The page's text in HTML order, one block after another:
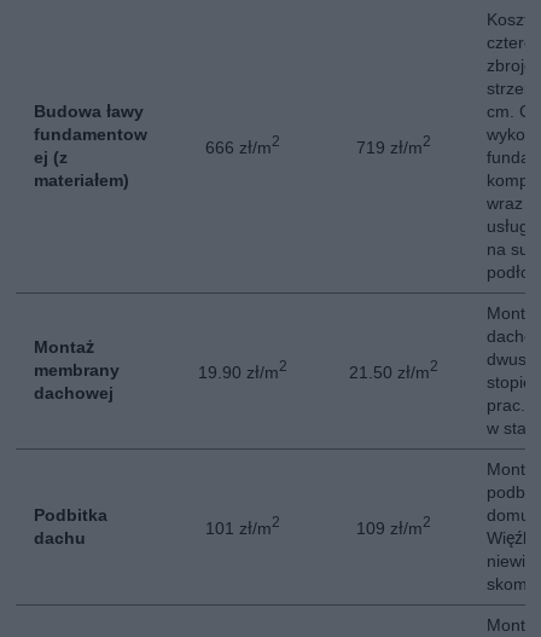
Budowa ławy
fundamentow
ej (z
materiałem)
666 zł/m2 719 zł/m2
Koszt
cm.
wraz z
na
Montaż
membrany
dachowej
19.90 zł/m2 21.50 zł/m2
prac.
w
Podbitka
dachu
101 zł/m2 109 zł/m2
domu